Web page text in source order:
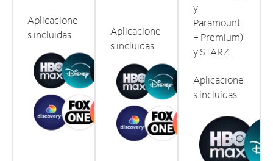
Aplicacione
s incluidas
Aplicacione
s incluidas
y
Paramount
+ Premium)
y STARZ.
Aplicacione
s incluidas